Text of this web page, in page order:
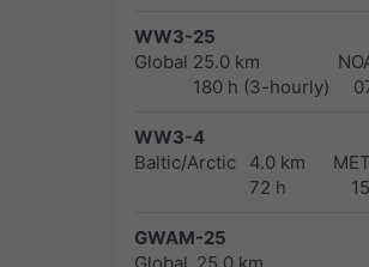
WW3-25
Global 25.0 km
180 h (3-hourly)
WW3-4
Baltic/Arctic
4.0 km
72 h
GWAM-25